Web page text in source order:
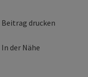
Beitrag drucken
In der Nähe